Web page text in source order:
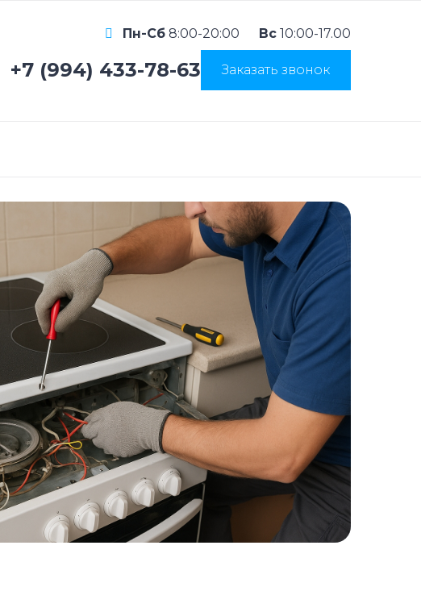
Пн-Сб 8:00-20:00 Вс 10:00-17.00
+7 (994) 433-78-63 Заказать звонок